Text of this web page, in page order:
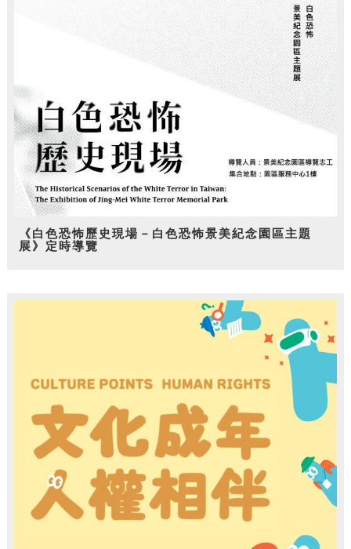
《白色恐怖歷史現場－白色恐怖景美紀念園區主題
展》定時導覽